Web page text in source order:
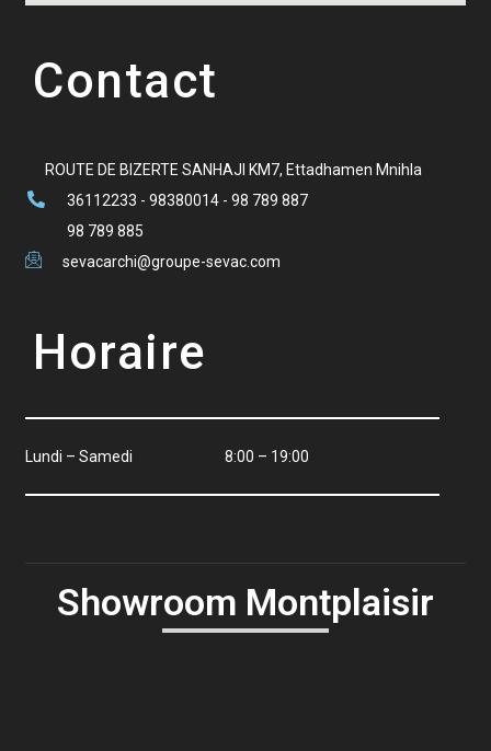
Contact
ROUTE DE BIZERTE SANHAJI KM7, Ettadhamen Mnihla
36112233 - 98380014 - 98 789 887
98 789 885
sevacarchi@groupe-sevac.com
Horaire
Lundi – Samedi 8:00 – 19:00
Showroom Montplaisir